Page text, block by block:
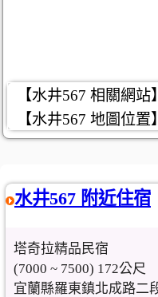
【水井567 相關網站】
【水井567 地圖位置】
水井567 附近住宿
塔奇拉精品民宿
(7000 ~ 7500) 172公尺
宜蘭縣羅東鎮北成路二